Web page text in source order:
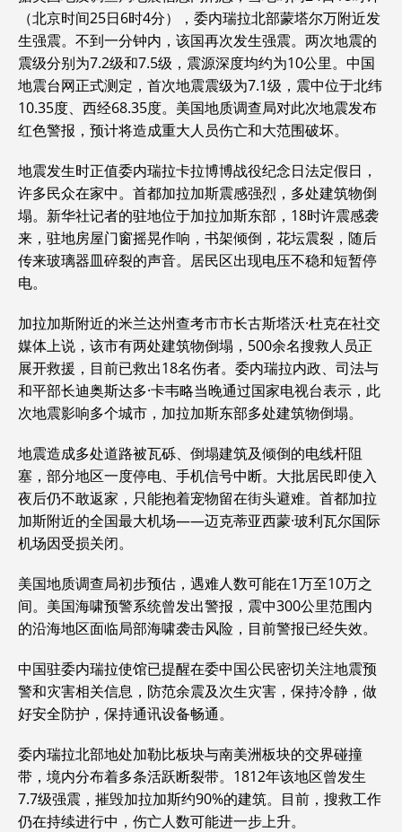
（北京时间25日6时4分），委内瑞拉北部蒙塔尔万附近发
生强震。不到一分钟内，该国再次发生强震。两次地震的
震级分别为7.2级和7.5级，震源深度均约为10公里。中国
地震台网正式测定，首次地震震级为7.1级，震中位于北纬
10.35度、西经68.35度。美国地质调查局对此次地震发布
红色警报，预计将造成重大人员伤亡和大范围破坏。
地震发生时正值委内瑞拉卡拉博博战役纪念日法定假日，
许多民众在家中。首都加拉加斯震感强烈，多处建筑物倒
塌。新华社记者的驻地位于加拉加斯东部，18时许震感袭
来，驻地房屋门窗摇晃作响，书架倾倒，花坛震裂，随后
传来玻璃器皿碎裂的声音。居民区出现电压不稳和短暂停
电。
加拉加斯附近的米兰达州查考市市长古斯塔沃·杜克在社交
媒体上说，该市有两处建筑物倒塌，500余名搜救人员正
展开救援，目前已救出18名伤者。委内瑞拉内政、司法与
和平部长迪奥斯达多·卡韦略当晚通过国家电视台表示，此
次地震影响多个城市，加拉加斯东部多处建筑物倒塌。
地震造成多处道路被瓦砾、倒塌建筑及倾倒的电线杆阻
塞，部分地区一度停电、手机信号中断。大批居民即使入
夜后仍不敢返家，只能抱着宠物留在街头避难。首都加拉
加斯附近的全国最大机场——迈克蒂亚西蒙·玻利瓦尔国际
机场因受损关闭。
美国地质调查局初步预估，遇难人数可能在1万至10万之
间。美国海啸预警系统曾发出警报，震中300公里范围内
的沿海地区面临局部海啸袭击风险，目前警报已经失效。
中国驻委内瑞拉使馆已提醒在委中国公民密切关注地震预
警和灾害相关信息，防范余震及次生灾害，保持冷静，做
好安全防护，保持通讯设备畅通。
委内瑞拉北部地处加勒比板块与南美洲板块的交界碰撞
带，境内分布着多条活跃断裂带。1812年该地区曾发生
7.7级强震，摧毁加拉加斯约90%的建筑。目前，搜救工作
仍在持续进行中，伤亡人数可能进一步上升。